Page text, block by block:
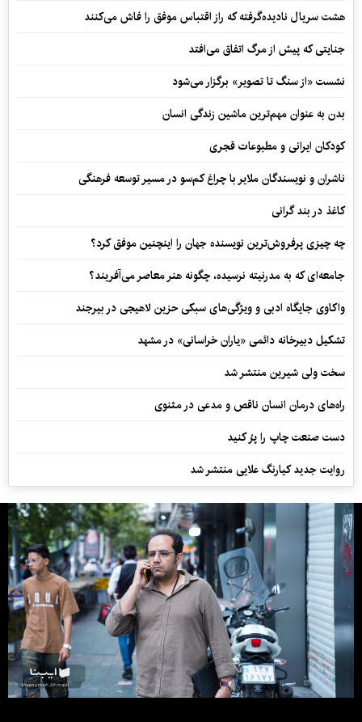
هشت سریال نادیده‌گرفته که راز اقتباس موفق را فاش می‌کنند
جنایتی که پیش از مرگ اتفاق می‌افتد
نشست «از سنگ تا تصویر» برگزار می‌شود
بدن به عنوان مهم‌ترین ماشین زندگی انسان
کودکان ایرانی و مطبوعات قجری
ناشران و نویسندگان ملایر با چراغ کم‌سو در مسیر توسعه فرهنگی
کاغذ در بند گرانی
چه چیزی پرفروش‌ترین نویسنده جهان را اینچنین موفق کرد؟
جامعه‌ای که به مدرنیته نرسیده، چگونه هنر معاصر می‌آفریند؟
واکاوی جایگاه ادبی و ویژگی‌های سبکی حزین لاهیجی در بیرجند
تشکیل دبیرخانه دائمی «یاران خراسانی» در مشهد
سخت ولی شیرین منتشر شد
راه‌های درمان انسان ناقص و مدعی در مثنوی
دست صنعت چاپ را پرُ کنید
روایت جدید کیارنگ علایی منتشر شد